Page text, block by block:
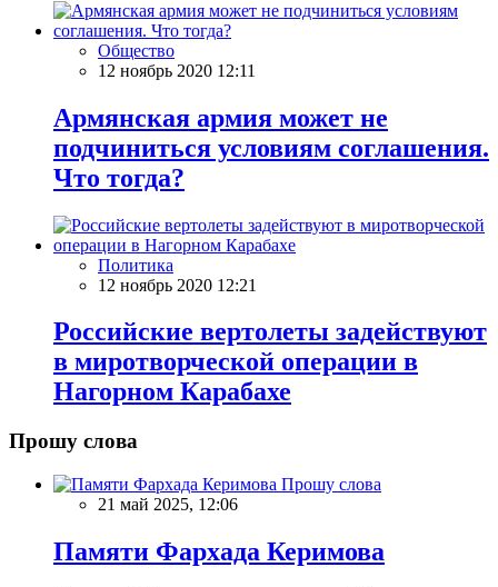
Общество
12 ноябрь 2020 12:11
Армянская армия может не
подчиниться условиям соглашения.
Что тогда?
Политика
12 ноябрь 2020 12:21
Российские вертолеты задействуют
в миротворческой операции в
Нагорном Карабахе
Прошу слова
Прошу слова
21 май 2025, 12:06
Памяти Фархада Керимова